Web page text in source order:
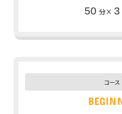
50 分× 3